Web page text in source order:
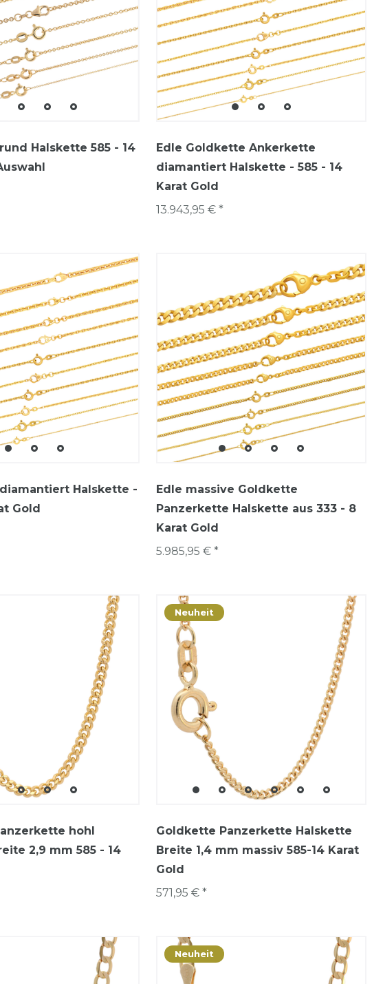
Halskette 585 - 14
Edle Goldkette Ankerkette
diamantiert Halskette - 585 - 14
Karat Gold
13.943,95 € *
Halskette -
Gold
Edle massive Goldkette
Panzerkette Halskette aus 333 - 8
Karat Gold
5.985,95 € *
hohl
2,9 mm 585 - 14
Neuheit
Goldkette Panzerkette Halskette
Breite 1,4 mm massiv 585-14 Karat
Gold
571,95 € *
Neuheit